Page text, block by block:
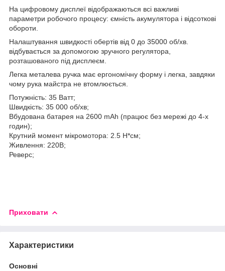
На цифровому дисплеї відображаються всі важливі
параметри робочого процесу: ємність акумулятора і відсоткові
обороти.
Налаштування швидкості обертів від 0 до 35000 об/хв.
відбувається за допомогою зручного регулятора,
розташованого під дисплеєм.
Легка металева ручка має ергономічну форму і легка, завдяки
чому рука майстра не втомлюється.
Потужність: 35 Ватт;
Швидкість: 35 000 об/хв;
Вбудована батарея на 2600 mAh (працює без мережі до 4-х
годин);
Крутний момент мікромотора: 2.5 Н*см;
Живлення: 220В;
Реверс;
Приховати
Характеристики
Основні